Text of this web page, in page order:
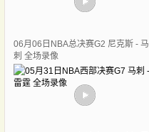
06月06日NBA总决赛G2 尼克斯 - 马
刺 全场录像